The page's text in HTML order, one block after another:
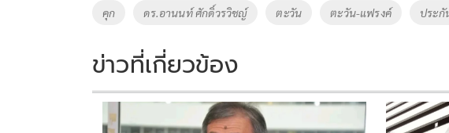
k
Li
k
Tags
คุก ดร.อานนท์ ศักดิ์วรวิชญ์ ตะวัน ตะวัน-แฟรงค์ ประกั
ข่าวที่เกี่ยวข้อง